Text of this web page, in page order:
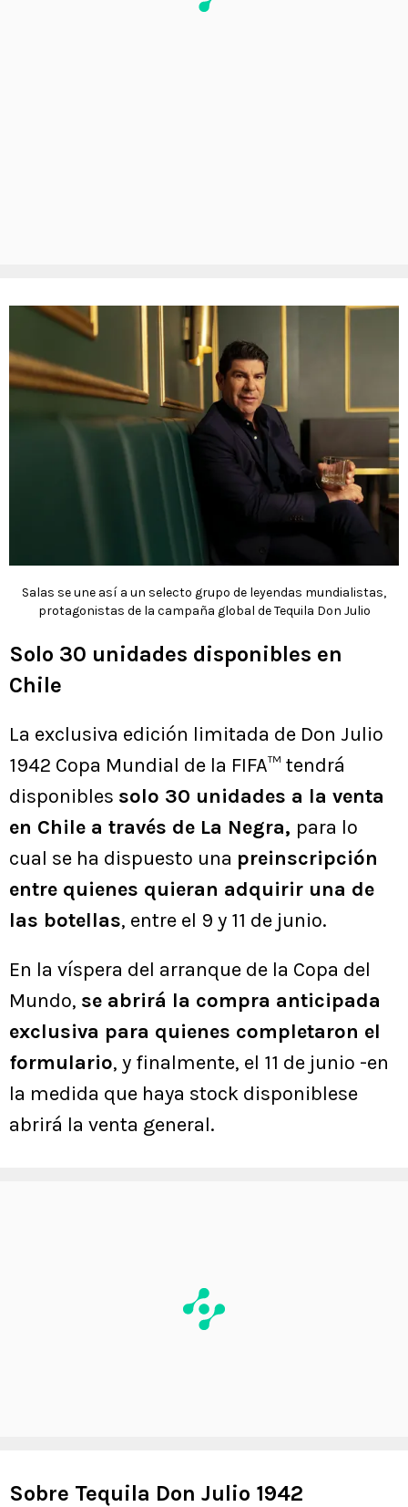
Salas se une así a un selecto grupo de leyendas mundialistas,
protagonistas de la campaña global de Tequila Don Julio
Solo 30 unidades disponibles en
Chile
La exclusiva edición limitada de Don Julio
1942 Copa Mundial de la FIFA™ tendrá
disponibles solo 30 unidades a la venta
en Chile a través de La Negra, para lo
cual se ha dispuesto una preinscripción
entre quienes quieran adquirir una de
las botellas, entre el 9 y 11 de junio.
En la víspera del arranque de la Copa del
Mundo, se abrirá la compra anticipada
exclusiva para quienes completaron el
formulario, y finalmente, el 11 de junio -en
la medida que haya stock disponiblese
abrirá la venta general.
Sobre Tequila Don Julio 1942